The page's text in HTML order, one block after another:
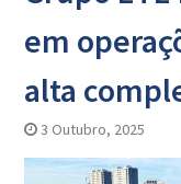
em
alta
3 Outubro, 2025